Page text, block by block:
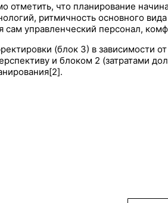
отметить, что планирование
ритмичность основного
сам управленческий персонал,
(блок 3) в зависимости
и блоком 2 (затратами